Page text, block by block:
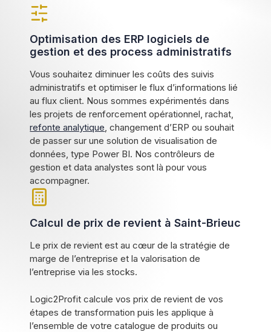
Optimisation des ERP logiciels de
gestion et des process administratifs
Vous souhaitez diminuer les coûts des suivis
administratifs et optimiser le flux d’informations lié
au flux client. Nous sommes expérimentés dans
les projets de renforcement opérationnel, rachat,
refonte analytique, changement d’ERP ou souhait
de passer sur une solution de visualisation de
données, type Power BI. Nos contrôleurs de
gestion et data analystes sont là pour vous
accompagner.
Calcul de prix de revient à Saint-Brieuc
Le prix de revient est au cœur de la stratégie de
marge de l’entreprise et la valorisation de
l’entreprise via les stocks.
Logic2Profit calcule vos prix de revient de vos
étapes de transformation puis les applique à
l’ensemble de votre catalogue de produits ou